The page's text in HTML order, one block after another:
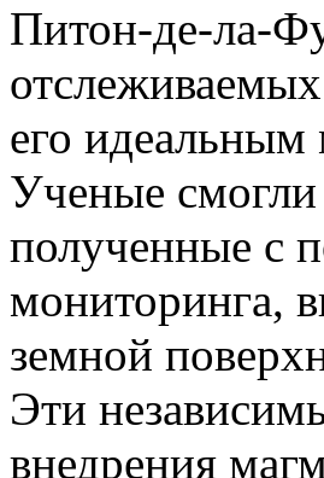
Питон-де-ла-
его идеальным
Ученые смогли
полученные с
мониторинга,
земной
Эти
внедрения